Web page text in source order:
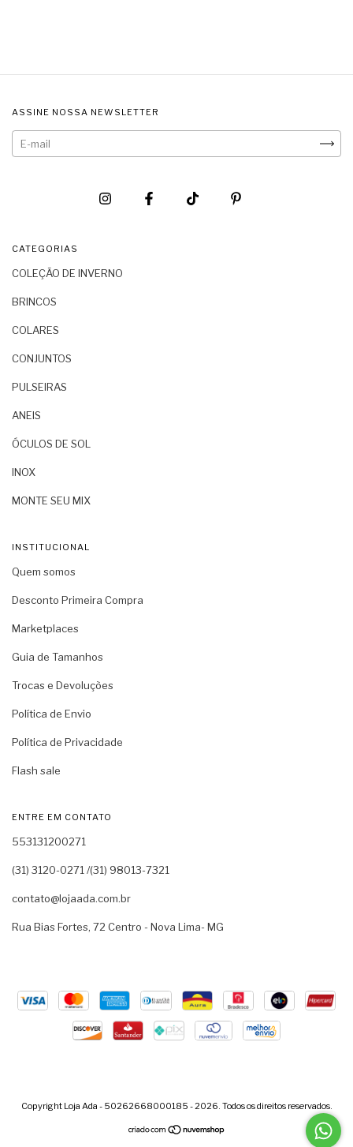
ASSINE NOSSA NEWSLETTER
CATEGORIAS
COLEÇÃO DE INVERNO
BRINCOS
COLARES
CONJUNTOS
PULSEIRAS
ANEIS
ÓCULOS DE SOL
INOX
MONTE SEU MIX
INSTITUCIONAL
Quem somos
Desconto Primeira Compra
Marketplaces
Guia de Tamanhos
Trocas e Devoluções
Política de Envio
Política de Privacidade
Flash sale
ENTRE EM CONTATO
553131200271
(31) 3120-0271 /(31) 98013-7321
contato@lojaada.com.br
Rua Bias Fortes, 72 Centro - Nova Lima- MG
Copyright Loja Ada - 50262668000185 - 2026. Todos os direitos reservados.